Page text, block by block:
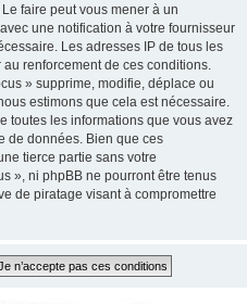
faire peut vous mener à un
une notification à votre fournisseur
Les adresses IP de tous les
renforcement de ces conditions.
» supprime, modifie, déplace ou
estimons que cela est nécessaire.
toutes les informations que vous avez
de données. Bien que ces
tierce partie sans votre
», ni phpBB ne pourront être tenus
de piratage visant à compromettre